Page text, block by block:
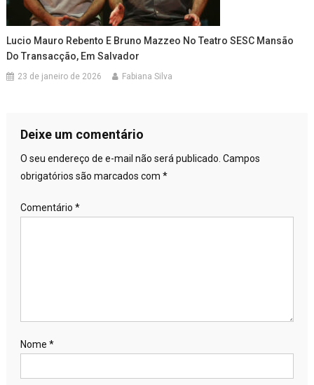
Lucio Mauro Rebento E Bruno Mazzeo No Teatro SESC Mansão
Do Transacção, Em Salvador
23 de janeiro de 2026 Fabiana Silva
Deixe um comentário
O seu endereço de e-mail não será publicado. Campos
obrigatórios são marcados com *
Comentário *
Nome *